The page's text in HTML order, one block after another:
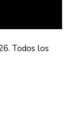
Todos los